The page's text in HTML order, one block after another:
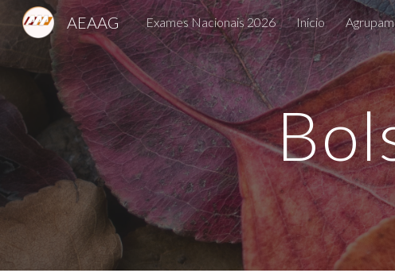
Skip to
AEAAG Exames Nacionais 2026 Início